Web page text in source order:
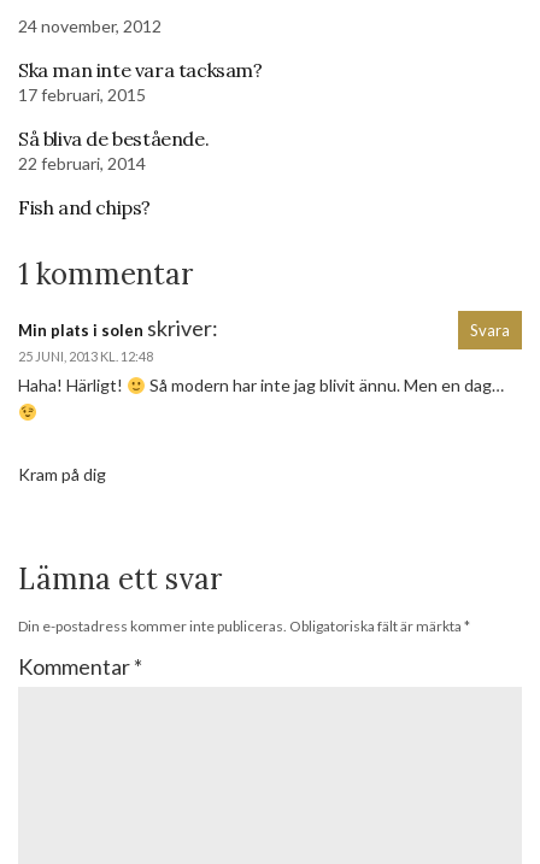
24 november, 2012
Ska man inte vara tacksam?
17 februari, 2015
Så bliva de bestående.
22 februari, 2014
Fish and chips?
1 kommentar
Min plats i solen skriver:
25 JUNI, 2013 KL. 12:48
Haha! Härligt! Så modern har inte jag blivit ännu. Men en dag…
Kram på dig
Svara
Lämna ett svar
Din e-postadress kommer inte publiceras. Obligatoriska fält är märkta *
Kommentar*